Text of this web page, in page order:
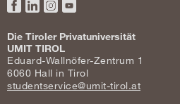
Die Tiroler Privatuniversität
UMIT TIROL
Eduard-Wallnöfer-Zentrum 1
6060 Hall in Tirol
studentservice@umit-tirol.at